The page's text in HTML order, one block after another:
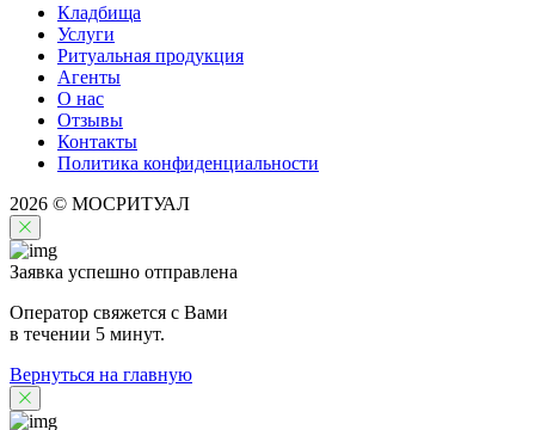
Кладбища
Услуги
Ритуальная продукция
Агенты
О нас
Отзывы
Контакты
Политика конфиденциальности
2026 © МОСРИТУАЛ
Заявка успешно отправлена
Оператор свяжется с Вами
в течении 5 минут.
Вернуться на главную